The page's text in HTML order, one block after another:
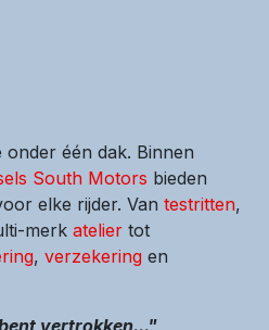
één dak. Binnen
South Motors bieden
elke rijder. Van testritten,
merk atelier tot
, verzekering en
vertrokken..."